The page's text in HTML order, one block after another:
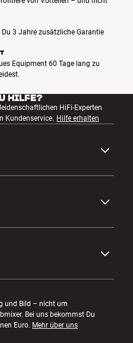
3 Jahre zusätzliche Garantie
Equipment 60 Tage lang zu
HILFE?
HiFi-Experten
Kundenservice. Hilfe erhalten
und Bild – nicht um
Bei uns bekommst Du
Euro. Mehr über uns